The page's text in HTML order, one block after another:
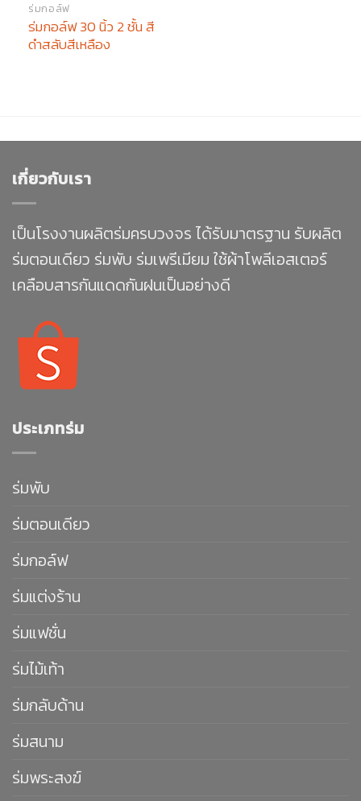
ร่มกอล์ฟ
ร่มกอล์ฟ 30 นิ้ว 2 ชั้น สี
ดำสลับสีเหลือง
เกี่ยวกับเรา
เป็นโรงงานผลิตร่มครบวงจร ได้รับมาตรฐาน รับผลิต
ร่มตอนเดียว ร่มพับ ร่มเพรีเมียม ใช้ผ้าโพลีเอสเตอร์
เคลือบสารกันแดดกันฝนเป็นอย่างดี
ประเภทร่ม
ร่มพับ
ร่มตอนเดียว
ร่มกอล์ฟ
ร่มแต่งร้าน
ร่มแฟชั่น
ร่มไม้เท้า
ร่มกลับด้าน
ร่มสนาม
ร่มพระสงฆ์